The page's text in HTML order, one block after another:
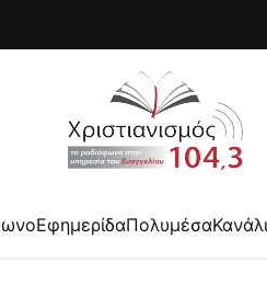
ΕφημερίδαΠολυμέσα